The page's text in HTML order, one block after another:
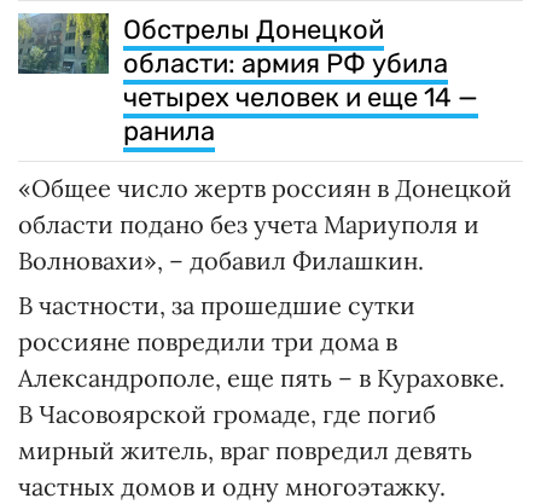
Обстрелы Донецкой
области: армия РФ убила
четырех человек и еще 14 —
ранила
«Общее число жертв россиян в Донецкой
области подано без учета Мариуполя и
Волновахи», – добавил Филашкин.
В частности, за прошедшие сутки
россияне повредили три дома в
Александрополе, еще пять – в Кураховке.
В Часовоярской громаде, где погиб
мирный житель, враг повредил девять
частных домов и одну многоэтажку.